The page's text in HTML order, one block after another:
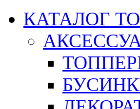
КАТАЛОГ